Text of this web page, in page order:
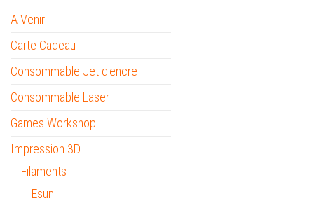
A Venir
Carte Cadeau
Consommable Jet d'encre
Consommable Laser
Games Workshop
Impression 3D
Filaments
Esun